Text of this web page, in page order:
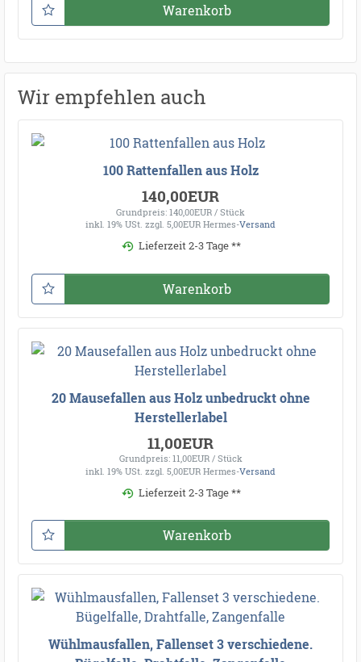
Warenkorb
Wir empfehlen auch
100 Rattenfallen aus Holz
140,00EUR
Grundpreis: 140,00EUR / Stück
inkl. 19% USt. zzgl. 5,00EUR Hermes-Versand
Lieferzeit 2-3 Tage **
Warenkorb
20 Mausefallen aus Holz unbedruckt ohne
Herstellerlabel
11,00EUR
Grundpreis: 11,00EUR / Stück
inkl. 19% USt. zzgl. 5,00EUR Hermes-Versand
Lieferzeit 2-3 Tage **
Warenkorb
Wühlmausfallen, Fallenset 3 verschiedene.